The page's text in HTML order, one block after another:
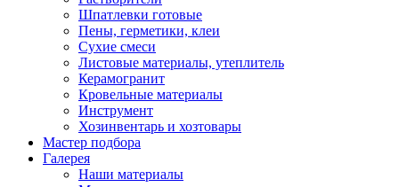
Шпатлевки готовые
Пены, герметики, клеи
Сухие смеси
Листовые материалы, утеплитель
Керамогранит
Кровельные материалы
Инструмент
Хозинвентарь и хозтовары
Мастер подбора
Галерея
Наши материалы